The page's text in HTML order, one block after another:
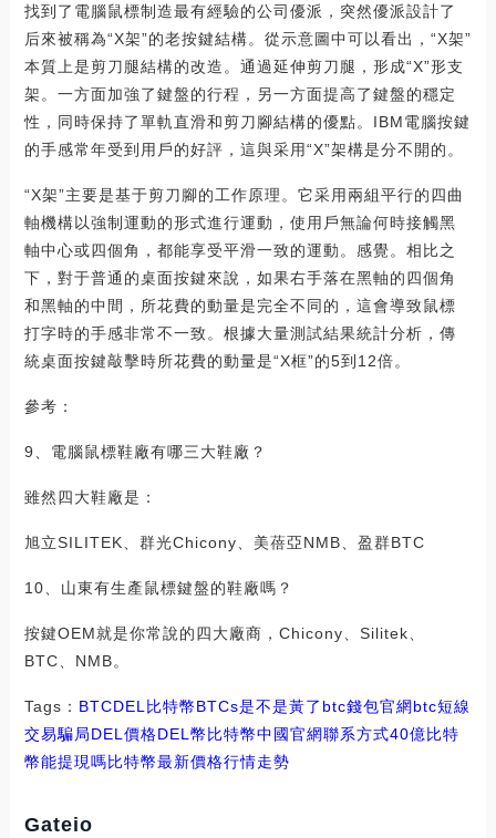
找到了電腦鼠標制造最有經驗的公司優派，突然優派設計了
后來被稱為“X架”的老按鍵結構。從示意圖中可以看出，“X架”
本質上是剪刀腿結構的改造。通過延伸剪刀腿，形成“X”形支
架。一方面加強了鍵盤的行程，另一方面提高了鍵盤的穩定
性，同時保持了單軌直滑和剪刀腳結構的優點。IBM電腦按鍵
的手感常年受到用戶的好評，這與采用“X”架構是分不開的。
“X架”主要是基于剪刀腳的工作原理。它采用兩組平行的四曲
軸機構以強制運動的形式進行運動，使用戶無論何時接觸黑
軸中心或四個角，都能享受平滑一致的運動。感覺。相比之
下，對于普通的桌面按鍵來說，如果右手落在黑軸的四個角
和黑軸的中間，所花費的動量是完全不同的，這會導致鼠標
打字時的手感非常不一致。根據大量測試結果統計分析，傳
統桌面按鍵敲擊時所花費的動量是“X框”的5到12倍。
參考：
9、電腦鼠標鞋廠有哪三大鞋廠？
雖然四大鞋廠是：
旭立SILITEK、群光Chicony、美蓓亞NMB、盈群BTC
10、山東有生產鼠標鍵盤的鞋廠嗎？
按鍵OEM就是你常說的四大廠商，Chicony、Silitek、
BTC、NMB。
Tags： BTCDEL 比特幣BTCs是不是黃了 btc錢包官網btc短線
交易騙局DEL價格DEL幣比特幣中國官網聯系方式40億比特
幣能提現嗎比特幣最新價格行情走勢
Gateio